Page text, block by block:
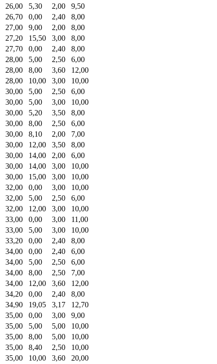
26,00
5,30 2,00
9,50
26,70
0,00 2,40
8,00
27,00
9,00 2,00
8,00
27,20
15,50 3,00
8,00
27,70
0,00 2,40
8,00
28,00
5,00 2,50
6,00
28,00
8,00 3,60
12,00
28,00
10,00 3,00
10,00
30,00
5,00 2,50
6,00
30,00
5,00 3,00
10,00
30,00
5,20 3,50
8,00
30,00
8,00 2,50
6,00
30,00
8,10 2,00
7,00
30,00
12,00 3,50
8,00
30,00
14,00 2,00
6,00
30,00
14,00 3,00
10,00
30,00
15,00 3,00
10,00
32,00
0,00 3,00
10,00
32,00
5,00 2,50
6,00
32,00
12,00 3,00
10,00
33,00
0,00 3,00
11,00
33,00
5,00 3,00
10,00
33,20
0,00 2,40
8,00
34,00
0,00 2,40
6,00
34,00
5,00 2,50
6,00
34,00
8,00 2,50
7,00
34,00
12,00 3,60
12,00
34,20
0,00 2,40
8,00
34,90
19,05 3,17
12,70
35,00
0,00 3,00
9,00
35,00
5,00 5,00
10,00
35,00
8,00 5,00
10,00
35,00
8,40 2,50
10,00
35,00
10,00 3,60
20,00